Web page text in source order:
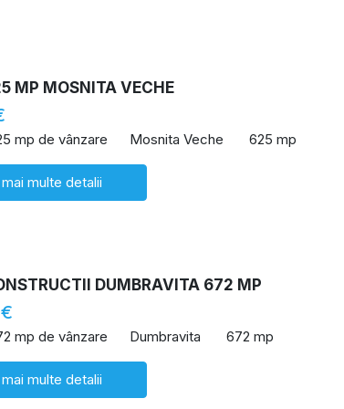
MP MOSNITA VECHE
mp de vânzare Mosnita Veche 625 mp
multe detalii
DUMBRAVITA 672 MP
mp de vânzare Dumbravita 672 mp
multe detalii